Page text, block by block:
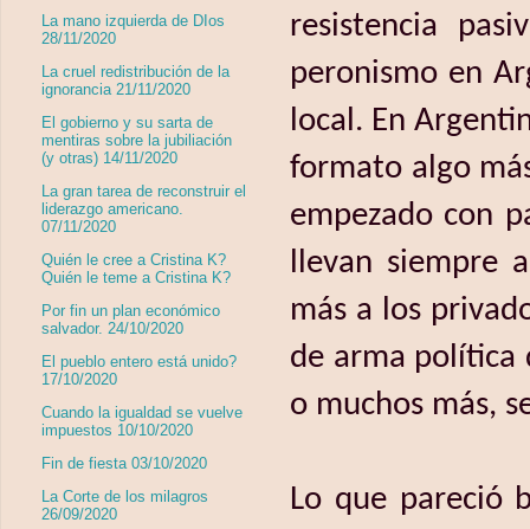
resistencia
peronismo en
local. En
formato algo
empezado con
llevan siempre
más a los
de arma política
o muchos más,
Lo que pareció
La mano izquierda de DIos
28/11/2020
La cruel redistribución de la
ignorancia 21/11/2020
El gobierno y su sarta de
mentiras sobre la jubiliación
(y otras) 14/11/2020
La gran tarea de reconstruir el
liderazgo americano.
07/11/2020
Quién le cree a Cristina K?
Quién le teme a Cristina K?
Por fin un plan económico
salvador. 24/10/2020
El pueblo entero está unido?
17/10/2020
Cuando la igualdad se vuelve
impuestos 10/10/2020
Fin de fiesta 03/10/2020
La Corte de los milagros
26/09/2020